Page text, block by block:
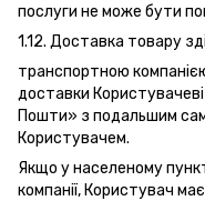
послуги не може бути
1.12. Доставка товару
транспортною
доставки
Пошти» з подальшим
Користувачем.
Якщо у населеному
компанії, Користувач